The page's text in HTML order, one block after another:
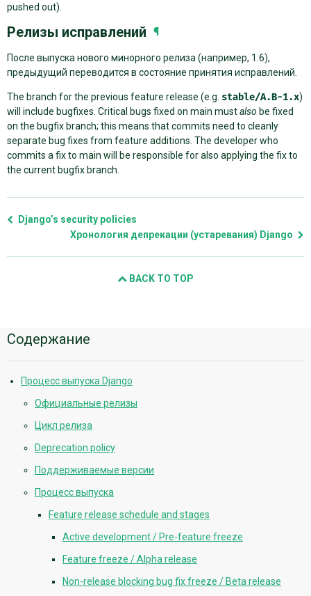
pushed out).
Релизы исправлений ¶
После выпуска нового минорного релиза (например, 1.6),
предыдущий переводится в состояние принятия исправлений.
The branch for the previous feature release (e.g. stable/A.B-1.x)
will include bugfixes. Critical bugs fixed on main mustalso be fixed
on the bugfix branch; this means that commits need to cleanly
separate bug fixes from feature additions. The developer who
commits a fix to main will be responsible for also applying the fix to
the current bugfix branch.
Django’s security policies
Хронология депрекации (устаревания) Django
BACK TO TOP
Дополнительная
информация
Содержание
Процесс выпуска Django
Официальные релизы
Цикл релиза
Deprecation policy
Поддерживаемые версии
Процесс выпуска
Feature release schedule and stages
Active development / Pre-feature freeze
Feature freeze / Alpha release
Non-release blocking bug fix freeze / Beta release